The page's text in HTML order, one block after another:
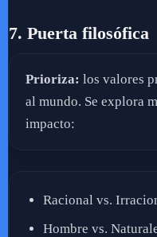
7. Puerta filosófica
Prioriza: los valores
al mundo. Se explora
impacto:
Racional vs.
Hombre vs.